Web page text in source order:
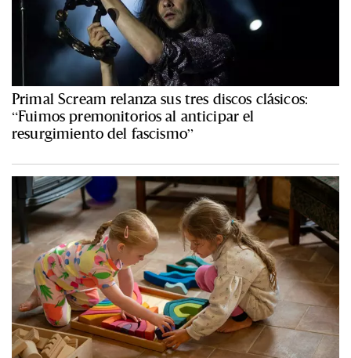
Primal Scream relanza sus tres discos clásicos:
“Fuimos premonitorios al anticipar el
resurgimiento del fascismo”